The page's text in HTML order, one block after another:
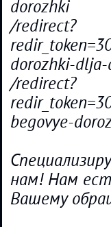
dorozhki
/redirect?
dorozhki-dlja-
/redirect?
begovye-
нам! Нам
Вашему